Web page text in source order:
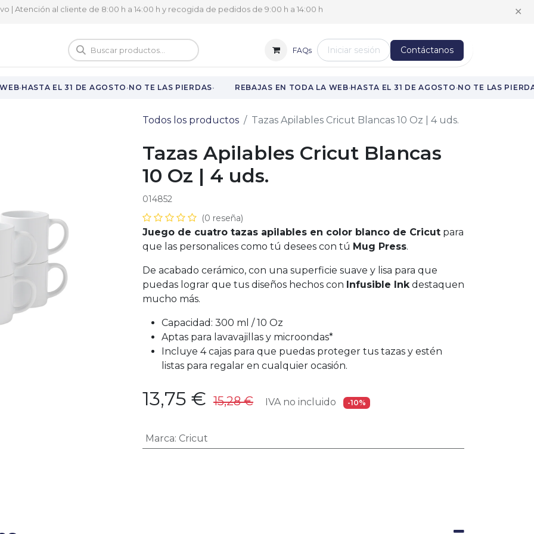
| Atención al cliente de 8:00 h a 14:00 h y recogida de pedidos de 9:00 h a 14:00 h ✕
Vuelta al cole FAQs Iniciar sesión Contáctanos
·HASTA EL 31 DE AGOSTO·NO TE LAS PIERDAS· REBAJAS EN TODA LA WEB·HASTA EL 31 DE AGOSTO ·NO TE LAS
Todos los productos Tazas Apilables Cricut Blancas 10 Oz | 4 uds.
Tazas Apilables Cricut Blancas
10 Oz | 4 uds.
014852
(0 reseña)
Juego de cuatro tazas apilables en color blanco de Cricut para
que las personalices como tú desees con tú Mug Press.
De acabado cerámico, con una superficie suave y lisa para que
puedas lograr que tus diseños hechos con Infusible Inkdestaquen
mucho más.
Capacidad: 300 ml / 10 Oz
Aptas para lavavajillas y microondas*
Incluye 4 cajas para que puedas proteger tus tazas y estén
listas para regalar en cualquier ocasión.
13,75 € 15,28€ IVA no incluido -10%
Marca: Cricut